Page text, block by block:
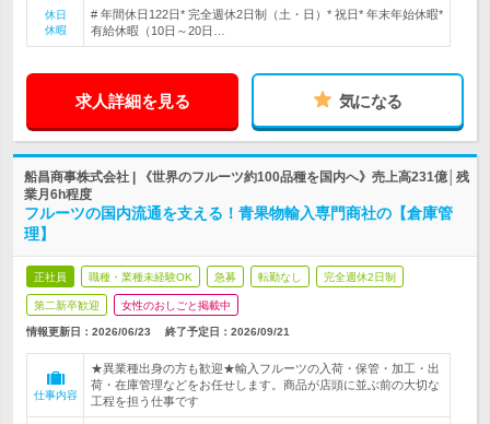
休日
休暇
# 年間休日122日* 完全週休2日制（土・日）* 祝日* 年末年始休暇*
有給休暇（10日～20日…
求人詳細を見る 気になる
船昌商事株式会社 | 《世界のフルーツ約100品種を国内へ》売上高231億│残
業月6h程度
フルーツの国内流通を支える！青果物輸入専門商社の【倉庫管
理】
正社員 職種・業種未経験OK 急募 転勤なし 完全週休2日制
第二新卒歓迎 女性のおしごと掲載中
情報更新日：2026/06/23 終了予定日： 2026/09/21
仕事内容
★異業種出身の方も歓迎★輸入フルーツの入荷・保管・加工・出
荷・在庫管理などをお任せします。商品が店頭に並ぶ前の大切な
工程を担う仕事です